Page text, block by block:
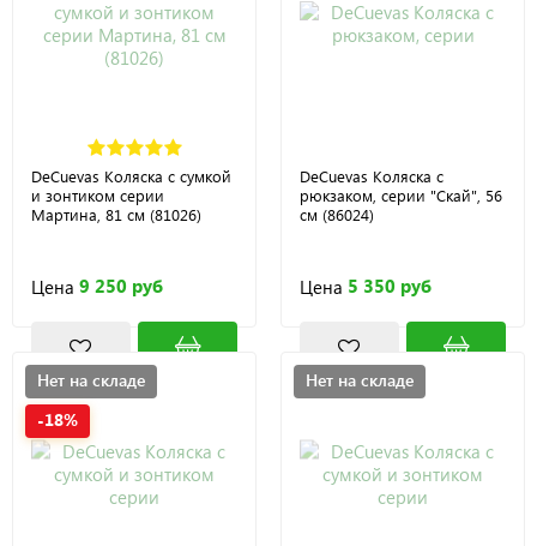
DeCuevas Коляска с сумкой
и зонтиком серии
Мартина, 81 см (81026)
Цена 9 250 руб
DeCuevas Коляска с
рюкзаком, серии "Скай", 56
см (86024)
Цена 5 350 руб
Нет на складе
-18%
Нет на складе